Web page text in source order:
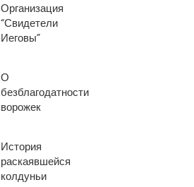
Организация
“Свидетели
Иеговы”
О
безблагодатности
ворожек
История
раскаявшейся
колдуньи